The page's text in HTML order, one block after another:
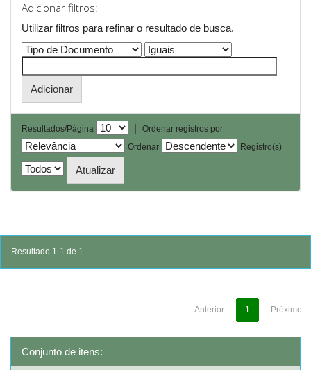
Adicionar filtros:
Utilizar filtros para refinar o resultado de busca.
Resultados/Página |
Ordenar registros por
Ordenar
Registro(s)
Resultado 1-1 de 1.
Anterior 1 Próximo
Conjunto de itens: